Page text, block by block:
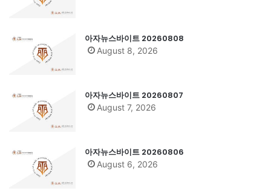
아자뉴스바이트 20260808
August 8, 2026
아자뉴스바이트 20260807
August 7, 2026
아자뉴스바이트 20260806
August 6, 2026